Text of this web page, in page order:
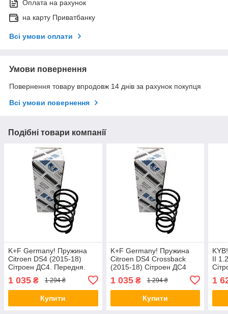
Оплата на рахунок
на карту Приватбанку
Всі умови оплати
Умови повернення
Повернення товару впродовж 14 днів за рахунок покупця
Всі умови повернення
Подібні товари компанії
K+F Germany! Пружина
Citroen DS4 (2015-18)
Сітроен ДС4. Передня.
993326. К+Ф Німеччина
1 035 ₴ 1 294 ₴
Купити
K+F Germany! Пружина
Citroen DS4 Crossback
(2015-18) Сітроен ДС4
4066781 , RA3414 ,
993326. К+Ф Німеччина
1 035₴ 1 294 ₴
Купити
II
1